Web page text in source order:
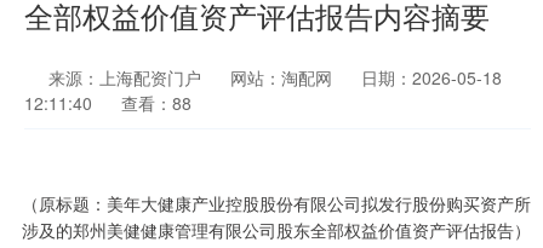
全部权益价值资产评估报告内容摘要
来源：上海配资门户 网站：淘配网
日期：2026-05-18
12:11:40
查看：88
（原标题：美年大健康产业控股股份有限公司拟发行股份购买资产所
涉及的郑州美健健康管理有限公司股东全部权益价值资产评估报告）